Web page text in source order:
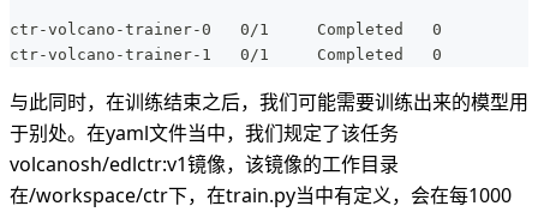
ctr-volcano-trainer-0   0/1     Completed   0
ctr-volcano-trainer-1   0/1     Completed   0
与此同时，在训练结束之后，我们可能需要训练出来的模型用
于别处。在yaml文件当中，我们规定了该任务
volcanosh/edlctr:v1镜像，该镜像的工作目录
在/workspace/ctr下，在train.py当中有定义，会在每1000